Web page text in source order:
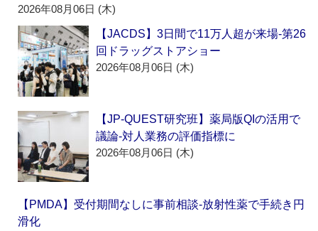
2026年08月06日 (木)
【JACDS】3日間で11万人超が来場‐第26
回ドラッグストアショー
2026年08月06日 (木)
【JP-QUEST研究班】薬局版QIの活用で
議論‐対人業務の評価指標に
2026年08月06日 (木)
【PMDA】受付期間なしに事前相談‐放射性薬で手続き円
滑化